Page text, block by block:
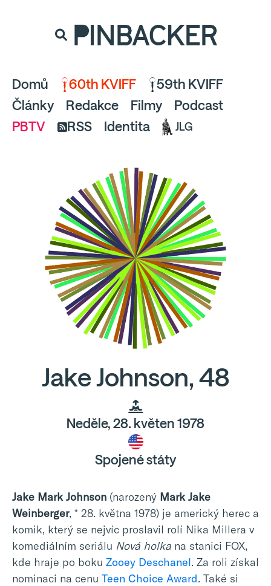
a pusťte se do čtení.
PINBACKER
Domů 60th KVIFF
59th KVIFF
Články
Redakce Filmy
Podcast
PBTV
RSS Identita JLG
Jake Johnson, 48
Neděle, 28. květen 1978
Spojené státy
Jake Mark Johnson (narozený Mark Jake
Weinberger, * 28. května 1978) je americký herec a
komik, který se nejvíc proslavil rolí Nika Millera v
komediálním seriálu Nová holka na stanici FOX,
kde hraje po boku Zooey Deschanel. Za roli získal
nominaci na cenu Teen Choice Award. Také si